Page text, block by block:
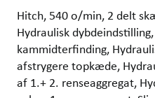
Hitch, 540 o/min, 2 delt
Hydraulisk
kammidterfinding,
afstrygere topkæde,
af 1.+ 2. renseaggregat,